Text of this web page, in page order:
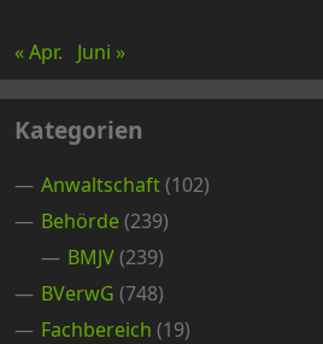
« Apr. Juni »
Kategorien
Anwaltschaft(102)
Behörde(239)
BMJV(239)
BVerwG (748)
Fachbereich (19)